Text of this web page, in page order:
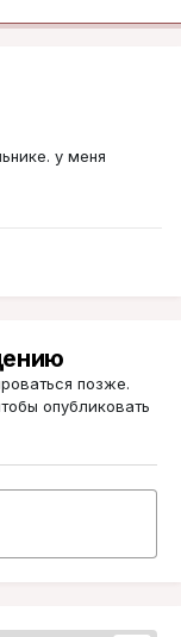
у меня
позже.
опубликовать